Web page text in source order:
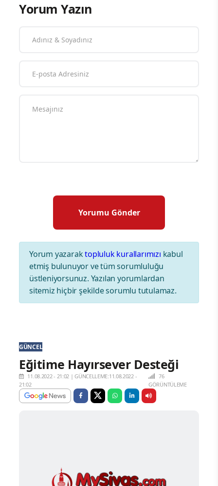
Yorum Yazın
Yorum yazaraktopluluk kurallarımızı kabul
etmiş bulunuyor ve tüm sorumluluğu
üstleniyorsunuz. Yazılan yorumlardan
sitemiz hiçbir şekilde sorumlu tutulamaz.
GÜNCEL
Eğitime Hayırsever Desteği
11.08.2022 - 21:02 |GÜNCELLEME:11.08.2022 -
21:02
76
GÖRÜNTÜLEME